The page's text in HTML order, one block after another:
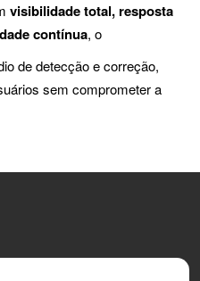
visibilidade total, resposta
contínua, o
de detecção e correção,
sem comprometer a